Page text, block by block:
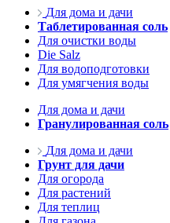
Для дома и дачи
Таблетированная соль
Для очистки воды
Die Salz
Для водоподготовки
Для умягчения воды
Для дома и дачи
Гранулированная соль
Для дома и дачи
Грунт для дачи
Для огорода
Для растений
Для теплиц